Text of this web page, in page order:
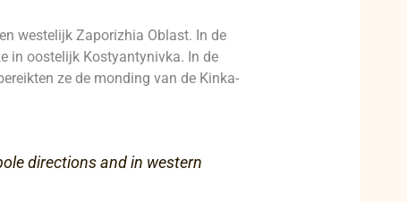
westelijk Zaporizhia Oblast. In de
in oostelijk Kostyantynivka. In de
ze de monding van de Kinka-
directions and in western